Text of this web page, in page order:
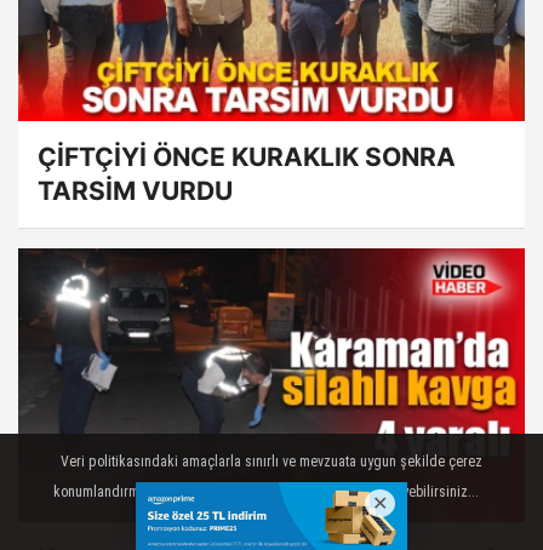
ÇİFTÇİYİ ÖNCE KURAKLIK SONRA
TARSİM VURDU
Veri politikasındaki amaçlarla sınırlı ve mevzuata uygun şekilde çerez
konumlandırmaktayız. Detaylar için veri politikamızı inceleyebilirsiniz...
AYRINTILAR
TAMAM